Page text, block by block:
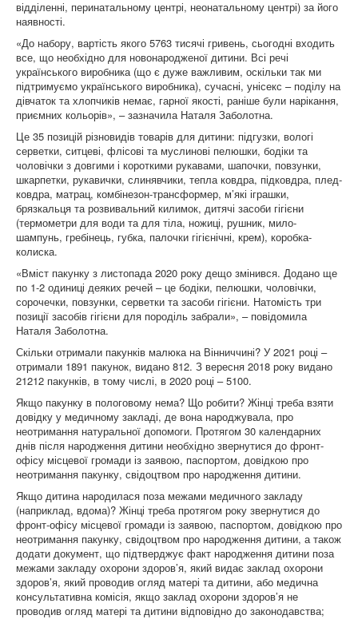
відділенні, перинатальному центрі, неонатальному центрі) за його
наявності.
«До набору, вартість якого 5763 тисячі гривень, сьогодні входить
все, що необхідно для новонародженої дитини. Всі речі
українського виробника (що є дуже важливим, оскільки так ми
підтримуємо українського виробника), сучасні, унісекс – поділу на
дівчаток та хлопчиків немає, гарної якості, раніше були нарікання,
приємних кольорів», – зазначила Наталя Заболотна.
Це 35 позицій різновидів товарів для дитини: підгузки, вологі
серветки, ситцеві, флісові та муслинові пелюшки, бодіки та
чоловічки з довгими і короткими рукавами, шапочки, повзунки,
шкарпетки, рукавички, слинявчики, тепла ковдра, підковдра, плед-
ковдра, матрац, комбінезон-трансформер, м’які іграшки,
брязкальця та розвивальний килимок, дитячі засоби гігієни
(термометри для води та для тіла, ножиці, рушник, мило-
шампунь, гребінець, губка, палочки гігієнічні, крем), коробка-
колиска.
«Вміст пакунку з листопада 2020 року дещо змінився. Додано ще
по 1-2 одиниці деяких речей – це бодіки, пелюшки, чоловічки,
сорочечки, повзунки, серветки та засоби гігієни. Натомість три
позиції засобів гігієни для породіль забрали», – повідомила
Наталя Заболотна.
Скільки отримали пакунків малюка на Вінниччині? У 2021 році –
отримали 1891 пакунок, видано 812. З вересня 2018 року видано
21212 пакунків, в тому числі, в 2020 році – 5100.
Якщо пакунку в пологовому нема? Що робити? Жінці треба взяти
довідку у медичному закладі, де вона народжувала, про
неотримання натуральної допомоги. Протягом 30 календарних
днів після народження дитини необхідно звернутися до фронт-
офісу місцевої громади із заявою, паспортом, довідкою про
неотримання пакунку, свідоцтвом про народження дитини.
Якщо дитина народилася поза межами медичного закладу
(наприклад, вдома)? Жінці треба протягом року звернутися до
фронт-офісу місцевої громади із заявою, паспортом, довідкою про
неотримання пакунку, свідоцтвом про народження дитини, а також
додати документ, що підтверджує факт народження дитини поза
межами закладу охорони здоров’я, який видає заклад охорони
здоров’я, який проводив огляд матері та дитини, або медична
консультативна комісія, якщо заклад охорони здоров’я не
проводив огляд матері та дитини відповідно до законодавства;